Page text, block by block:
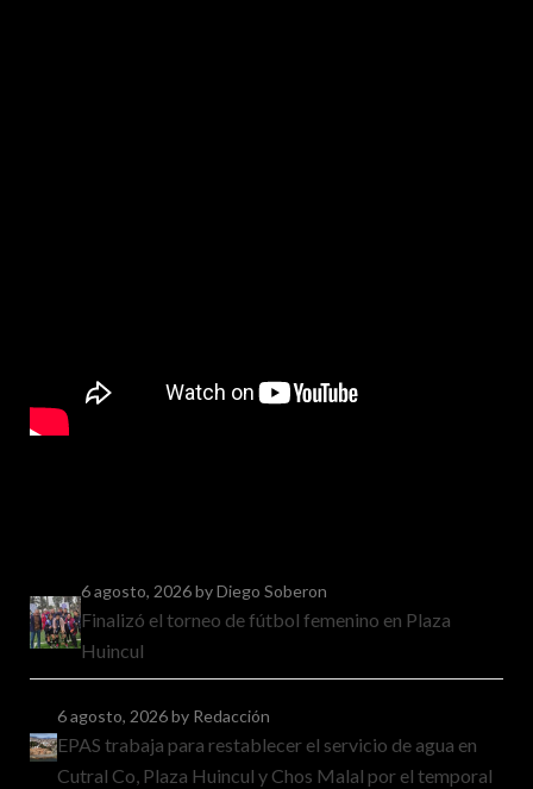
6 agosto, 2026by Diego Soberon
Finalizó el torneo de fútbol femenino en Plaza
Huincul
6 agosto, 2026by Redacción
EPAS trabaja para restablecer el servicio de agua en
Cutral Co, Plaza Huincul y Chos Malal por el temporal